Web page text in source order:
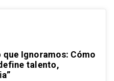
Ignoramos: Cómo
talento,